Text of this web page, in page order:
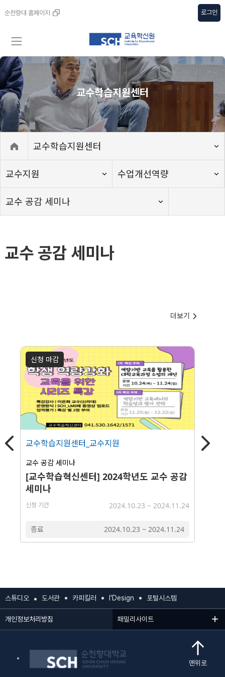
순천향대 홈페이지 로그인
교수학습지원센터
교수학습지원센터
교수지원 수업개선역량
교수 공감 세미나
교수 공감 세미나
더보기 
신청 마감
교수학습지원센터_교수지원
[교수학습혁신센터] 2024학년도 교수 공감
세미나
교수 공감 세미나
종료 2024.10.23 ~ 2024.11.24
신청 기간 2024.10.23 ~ 2024.11.24
스튜디오 도서관 카피킬러 I’Design 포털시스템
개인정보처리방침 패밀리사이트
맨위로